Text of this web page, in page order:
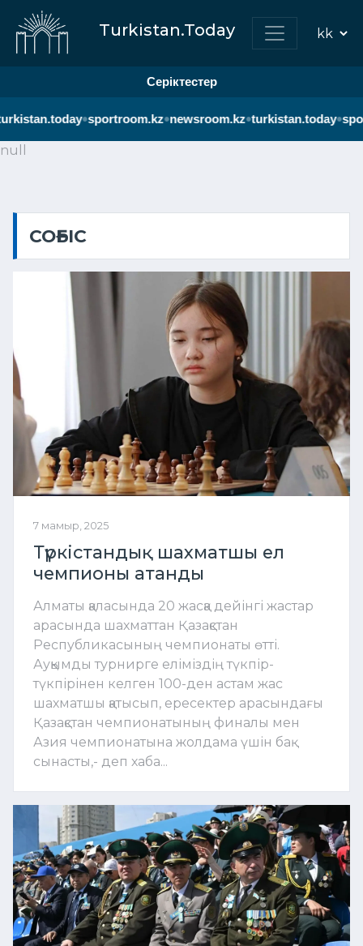
Turkistan.Today
Серіктестер
•sportroom.kz•newsroom.kz•turkistan.today•
null
СОҒЫС
7 мамыр, 2025
Түркістандық шахматшы ел
чемпионы атанды
Алматы қаласында 20 жасқа дейінгі жастар
арасында шахматтан Қазақстан
Республикасының чемпионаты өтті.
Ауқымды турнирге еліміздің түкпір-
түкпірінен келген 100-ден астам жас
шахматшы қатысып, ересектер арасындағы
Қазақстан чемпионатының финалы мен
Азия чемпионатына жолдама үшін бақ
сынасты,- деп хаба...